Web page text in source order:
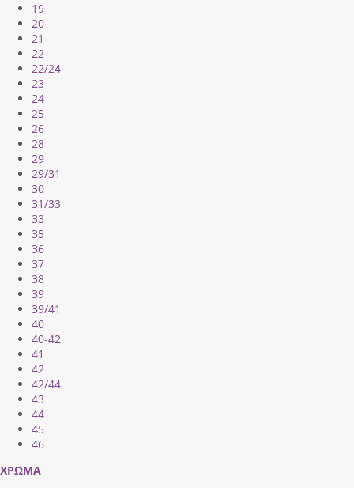
19
20
21
22
22/24
23
24
25
26
28
29
29/31
30
31/33
33
35
36
37
38
39
39/41
40
40-42
41
42
42/44
43
44
45
46
ΧΡΩΜΑ